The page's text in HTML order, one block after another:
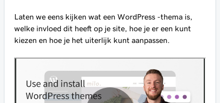
Laten we eens kijken wat een WordPress -thema is,
welke invloed dit heeft op je site, hoe je er een kunt
kiezen en hoe je het uiterlijk kunt aanpassen.